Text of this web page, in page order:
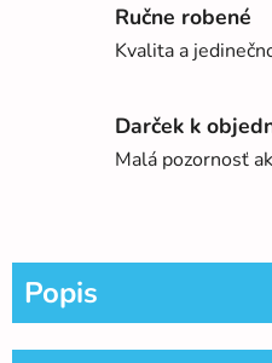
Ručne robené
Kvalita a
Darček k
Malá pozornosť
Popis